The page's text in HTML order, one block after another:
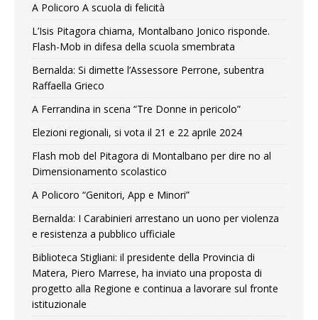
A Policoro A scuola di felicità
L’Isis Pitagora chiama, Montalbano Jonico risponde.
Flash-Mob in difesa della scuola smembrata
Bernalda: Si dimette l’Assessore Perrone, subentra
Raffaella Grieco
A Ferrandina in scena “Tre Donne in pericolo”
Elezioni regionali, si vota il 21 e 22 aprile 2024
Flash mob del Pitagora di Montalbano per dire no al
Dimensionamento scolastico
A Policoro “Genitori, App e Minori”
Bernalda: I Carabinieri arrestano un uono per violenza
e resistenza a pubblico ufficiale
Biblioteca Stigliani: il presidente della Provincia di
Matera, Piero Marrese, ha inviato una proposta di
progetto alla Regione e continua a lavorare sul fronte
istituzionale